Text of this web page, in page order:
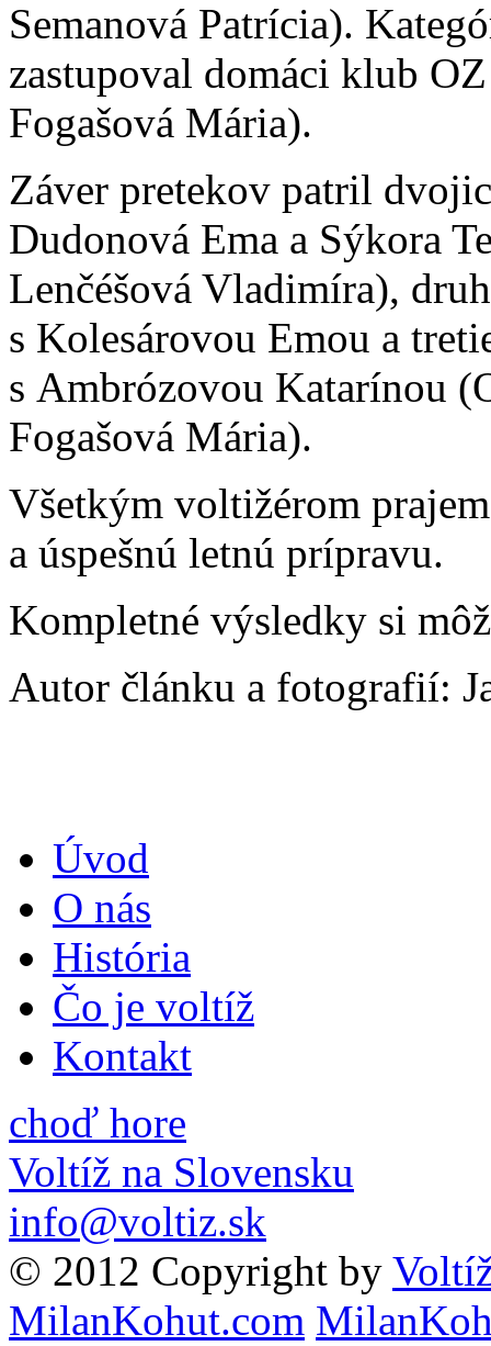
Semanová Patrícia).
zastupoval domáci klub
Fogašová Mária).
Záver pretekov patril
Dudonová Ema a Sýkora
Lenčéšová Vladimíra),
s Kolesárovou Emou a
s Ambrózovou Katarínou
Fogašová Mária).
Všetkým voltižérom
a úspešnú letnú prípravu.
Kompletné výsledky si
Autor článku a fotografií:
Úvod
O nás
História
Čo je voltíž
Kontakt
choď hore
Voltíž na Slovensku
info@voltiz.sk
© 2012 Copyright by
MilanKohut.com